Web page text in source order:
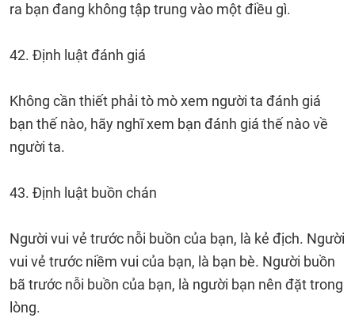
ra bạn đang không tập trung vào một điều gì.
42. Định luật đánh giá
Không cần thiết phải tò mò xem người ta đánh giá
bạn thế nào, hãy nghĩ xem bạn đánh giá thế nào về
người ta.
43. Định luật buồn chán
Người vui vẻ trước nỗi buồn của bạn, là kẻ địch. Người
vui vẻ trước niềm vui của bạn, là bạn bè. Người buồn
bã trước nỗi buồn của bạn, là người bạn nên đặt trong
lòng.